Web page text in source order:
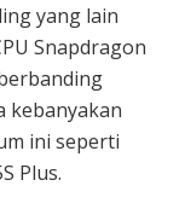
yang lain
Snapdragon
kebanyakan
ini seperti
Plus.